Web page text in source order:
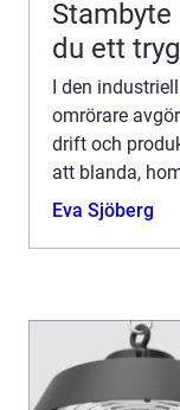
Stambyte i
du ett
I den
omrörare
drift och
att blanda,
Eva Sjöberg